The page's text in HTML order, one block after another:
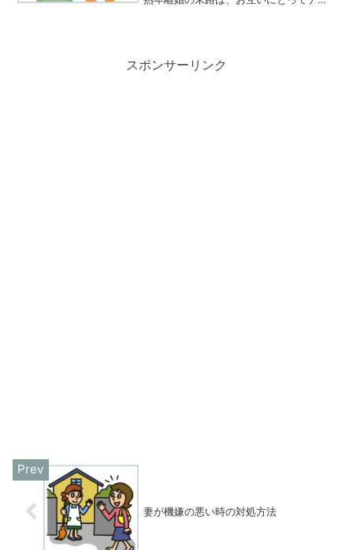
スポンサーリンク
妻が機嫌の悪い時の対処方法